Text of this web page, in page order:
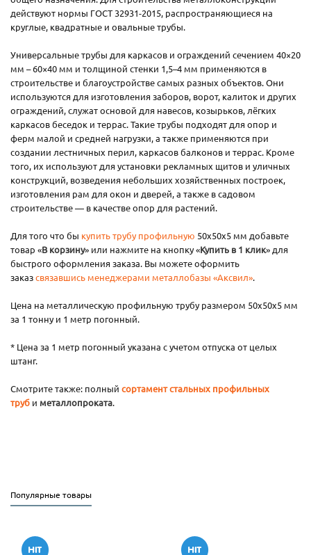
действуют нормы ГОСТ 32931-2015, распространяющиеся на
круглые, квадратные и овальные трубы.
Универсальные трубы для каркасов и ограждений сечением 40×20
мм – 60×40 мм и толщиной стенки 1,5–4 мм применяются в
строительстве и благоустройстве самых разных объектов. Они
используются для изготовления заборов, ворот, калиток и других
ограждений, служат основой для навесов, козырьков, лёгких
каркасов беседок и террас. Такие трубы подходят для опор и
ферм малой и средней нагрузки, а также применяются при
создании лестничных перил, каркасов балконов и террас. Кроме
того, их используют для установки рекламных щитов и уличных
конструкций, возведения небольших хозяйственных построек,
изготовления рам для окон и дверей, а также в садовом
строительстве — в качестве опор для растений.
Для того что бы купить трубу профильную 50х50х5 мм добавьте
товар «В корзину» или нажмите на кнопку «Купить в 1 клик» для
быстрого оформления заказа. Вы можете оформить
заказсвязавшись менеджерами металлобазы «Аксвил».
Цена на металлическую профильную трубу размером 50х50х5 мм
за 1 тонну и 1 метр погонный.
* Цена за 1 метр погонный указана с учетом отпуска от целых
штанг.
Смотрите также: полный сортамент стальных профильных
труб и металлопроката.
Популярные товары